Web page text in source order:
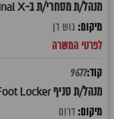
מנהל/ת מסחרי/ת ב-Terminal X
גוש דן
9677
מנהל/ת סניף Foot Locker לטיילת נפטון אילת
דרום